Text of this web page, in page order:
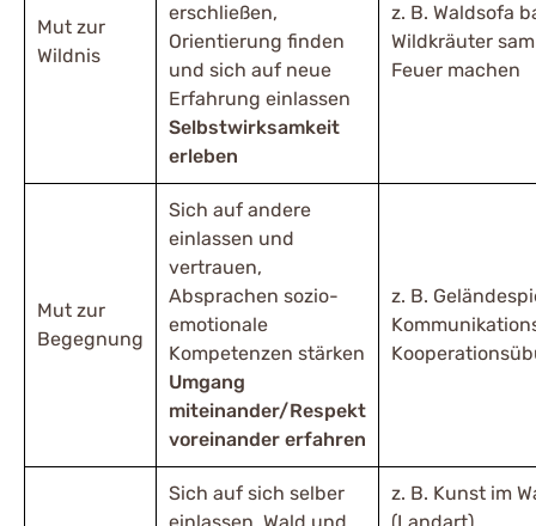
Mut zur
Wildnis
erschließen,
Orientierung finden
und sich auf neue
Erfahrung einlassen
Selbstwirksamkeit
erleben
z. B. Waldsofa
Wildkräuter
Feuer machen
Mut zur
Begegnung
Sich auf andere
einlassen und
vertrauen,
Absprachen sozio-
emotionale
Kompetenzen stärken
Umgang
miteinander/Respekt
voreinander erfahren
z. B.
Sich auf sich selber
z. B. Kunst im